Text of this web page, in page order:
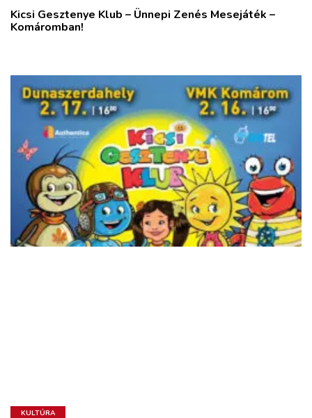
Kicsi Gesztenye Klub – Ünnepi Zenés Mesejáték –
Komáromban!
KULTÚRA